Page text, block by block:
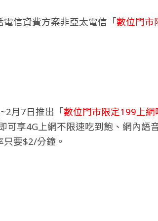
信資費方案非亞太電信「數位門市
月7日推出「數位門市限定199上
可享4G上網不限速吃到飽、網內語
要$2/分鐘。